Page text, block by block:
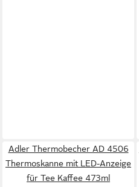
Adler Thermobecher AD 4506
Thermoskanne mit LED-Anzeige
für Tee Kaffee 473ml